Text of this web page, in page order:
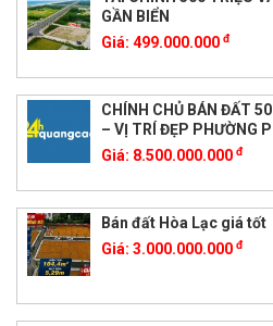
GẦN BIỂN
Giá: 499.000.000 đ
CHÍNH CHỦ BÁN ĐẤT
– VỊ TRÍ ĐẸP PHƯỜNG
Giá: 8.500.000.000 đ
Bán đất Hòa Lạc giá tốt
Giá: 3.000.000.000 đ